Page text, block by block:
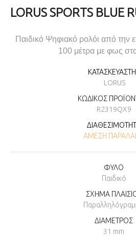
Παιδικό Ψηφιακό ρολόι από την
100 μέτρα με φως
LORUS
ΚΩΔΙΚΌΣ
R2319QX9
ΆΜΕΣΗ
ΦΥΛΟ
Παιδικό
ΣΧΗΜΑ
ΔΙΑΜΕΤΡΟΣ
31 mm